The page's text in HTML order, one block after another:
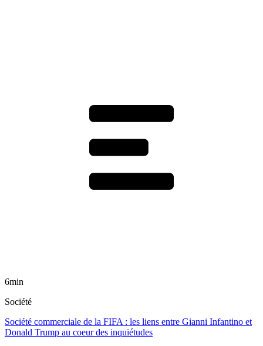
6min
Société
Société commerciale de la FIFA : les liens entre Gianni Infantino et
Donald Trump au coeur des inquiétudes